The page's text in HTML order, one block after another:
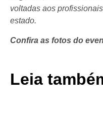
voltadas aos
estado.
Confira as fotos do
Leia